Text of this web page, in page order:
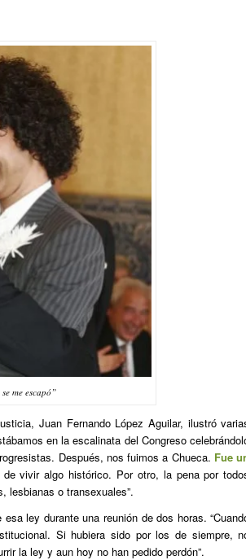
me escapó”
Juan Fernando López Aguilar, ilustró
en la escalinata del Congreso
Después, nos fuimos a Chueca. Fue
vivir algo histórico. Por otro, la pena por
lesbianas o transexuales”.
ley durante una reunión de dos horas.
Si hubiera sido por los de siempre,
la ley y aun hoy no han pedido perdón”.